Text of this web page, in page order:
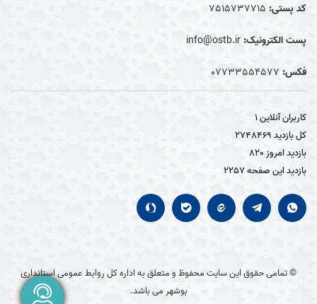
کد پستی: 7515737715
پست الکترونیک: info@ostb.ir
فکس: 07733554577
کاربران آنلاین1
کل بازدید2748469
بازدید امروز 820
بازدید این صفحه2257
© تمامی حقوق این سایت محفوظ و متعلق به اداره کل روابط عمومی استانداری
بوشهر می باشد.